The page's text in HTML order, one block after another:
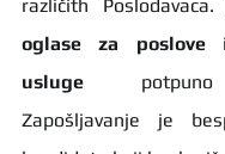
oglase za poslove i
usluge potpuno
Zapošljavanje je